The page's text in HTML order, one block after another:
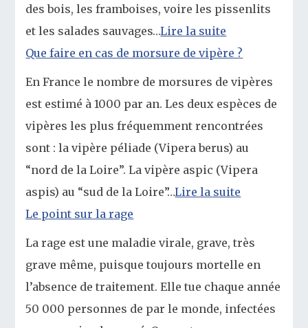
des bois, les framboises, voire les pissenlits
et les salades sauvages…Lire la suite
Que faire en cas de morsure de vipère ?
En France le nombre de morsures de vipères
est estimé à 1000 par an. Les deux espèces de
vipères les plus fréquemment rencontrées
sont : la vipère péliade (Vipera berus) au
“nord de la Loire”. La vipère aspic (Vipera
aspis) au “sud de la Loire”…Lire la suite
Le point sur la rage
La rage est une maladie virale, grave, très
grave même, puisque toujours mortelle en
l’absence de traitement. Elle tue chaque année
50 000 personnes de par le monde, infectées